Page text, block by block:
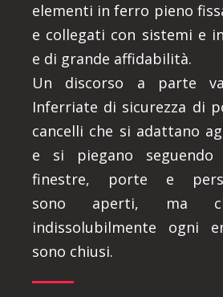
elementi in ferro pieno
e collegati con sistemi e
e di grande affidabilità.
Un discorso a parte
Inferriate di sicurezza di
cancelli che si adattano
e si piegano seguendo
finestre, porte e
sono aperti, ma
indissolubilmente ogni
sono chiusi.